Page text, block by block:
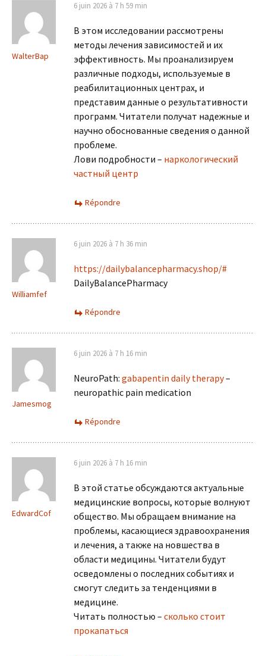
WalterBap
6 juin 2026 à 7 h 59 min
В этом исследовании рассмотрены
методы лечения зависимостей и их
эффективность. Мы проанализируем
различные подходы, используемые в
реабилитационных центрах, и
представим данные о результативности
программ. Читатели получат надежные и
научно обоснованные сведения о данной
проблеме.
Лови подробности – наркологический
частный центр
Répondre
Williamfef
6 juin 2026 à 7 h 36 min
https://dailybalancepharmacy.shop/#
DailyBalancePharmacy
Répondre
Jamesmog
6 juin 2026 à 7 h 16 min
NeuroPath: gabapentin daily therapy–
neuropathic pain medication
Répondre
EdwardCof
6 juin 2026 à 7 h 16 min
В этой статье обсуждаются актуальные
медицинские вопросы, которые волнуют
общество. Мы обращаем внимание на
проблемы, касающиеся здравоохранения
и лечения, а также на новшества в
области медицины. Читатели будут
осведомлены о последних событиях и
смогут следить за тенденциями в
медицине.
Читать полностью – сколько стоит
прокапаться